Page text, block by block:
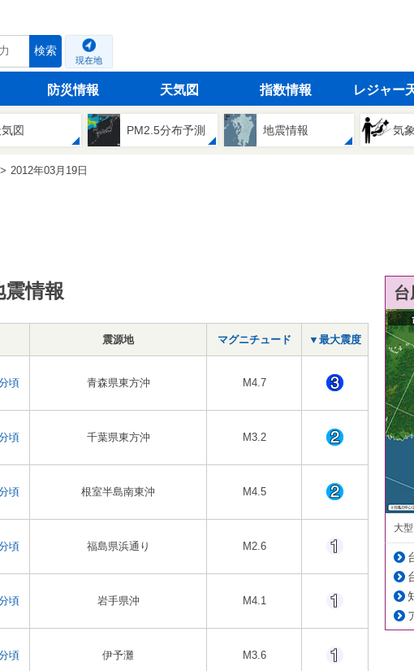
検索
現在地
防災情報 天気図 指数情報 レジャー
図 PM2.5分布予測 地震情報 気
2012年03月19日
情報
震源地 マグニチュード ▼最大震度
頃 青森県東方沖 M4.7
頃 千葉県東方沖 M3.2
頃 根室半島南東沖 M4.5
頃 福島県浜通り M2.6
頃 岩手県沖 M4.1
頃 伊予灘 M3.6
大